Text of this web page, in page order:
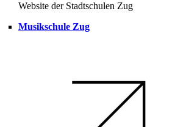
Website der Stadtschulen Zug
Musikschule Zug